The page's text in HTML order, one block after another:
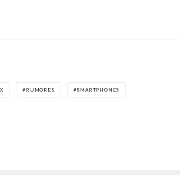
RUMORES SMARTPHONES